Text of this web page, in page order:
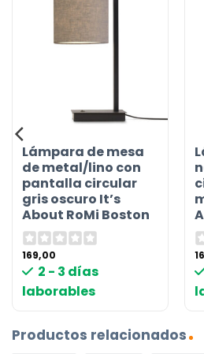
Lámpara de mesa
de metal/lino con
pantalla circular
gris oscuro It’s
About RoMi Boston
169,00
2 - 3 días
laborables
Productos relacionados